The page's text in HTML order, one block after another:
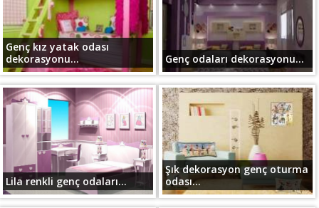
Genç kız yatak odası
dekorasyonu...
Genç odaları dekorasyonu...
Lila renkli genç odaları...
Şık dekorasyon genç oturma
odası...